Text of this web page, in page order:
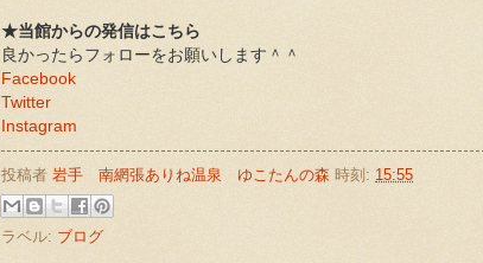
★当館からの発信はこちら
良かったらフォローをお願いします＾＾
Facebook
Twitter
Instagram
投稿者 岩手 南網張ありね温泉 ゆこたんの森 時刻: 15:55
ラベル: ブログ